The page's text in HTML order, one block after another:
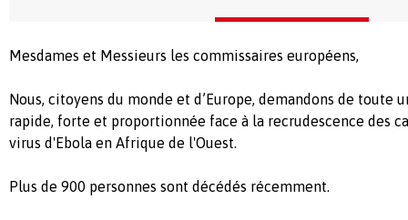
Mesdames et Messieurs les commissaires européens,
Nous, citoyens du monde et d’Europe, demandons de toute
rapide, forte et proportionnée face à la recrudescence des
virus d'Ebola en Afrique de l'Ouest.
Plus de 900 personnes sont décédés récemment.